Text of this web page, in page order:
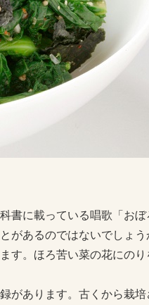
書に載っている唱歌「お
があるのではないでしょう
す。ほろ苦い菜の花にの
があります。古くから栽